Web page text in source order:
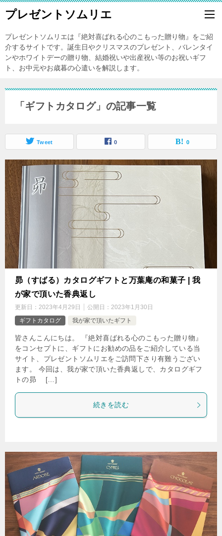
プレゼントソムリエ
プレゼントソムリエは『絶対喜ばれる心のこもった贈り物』をご紹
介するサイトです。誕生日やクリスマスのプレゼント、バレンタイ
ンやホワイトデーの贈り物、結婚祝いや出産祝い等のお祝いギフ
ト、お中元やお歳暮の心遣いを解説します。
「ギフトカタログ」の記事一覧
Tweet 0 0
昴（すばる）カタログギフトと万葉庵の和菓子 | 我
が家で頂いた香典返し
更新日： 2023年4月29日 公開日： 2023年1月30日
ギフトカタログ
我が家で頂いたギフト
皆さんこんにちは。 『絶対喜ばれる心のこもった贈り物』
をコンセプトに、ギフトにお勧めの品をご紹介している当
サイト、プレゼントソムリエをご訪問下さり有難うござい
ます。 今回は、我が家で頂いた香典返しで、カタログギフ
トの昴 […]
続きを読む